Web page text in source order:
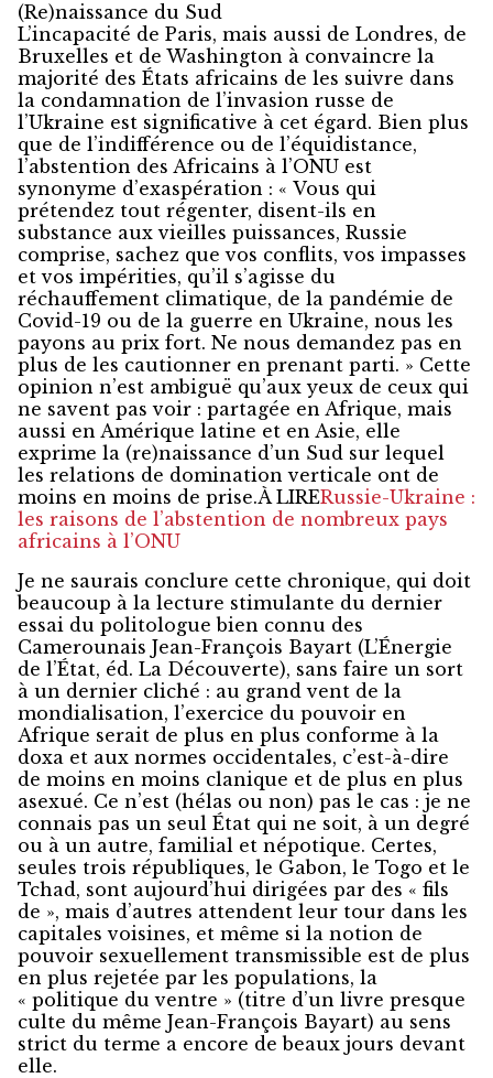
(Re)naissance du Sud
L’incapacité de Paris, mais aussi de Londres, de
Bruxelles et de Washington à convaincre la
majorité des États africains de les suivre dans
la condamnation de l’invasion russe de
l’Ukraine est significative à cet égard. Bien plus
que de l’indifférence ou de l’équidistance,
l’abstention des Africains à l’ONU est
synonyme d’exaspération : « Vous qui
prétendez tout régenter, disent-ils en
substance aux vieilles puissances, Russie
comprise, sachez que vos conflits, vos impasses
et vos impérities, qu’il s’agisse du
réchauffement climatique, de la pandémie de
Covid-19 ou de la guerre en Ukraine, nous les
payons au prix fort. Ne nous demandez pas en
plus de les cautionner en prenant parti. » Cette
opinion n’est ambiguë qu’aux yeux de ceux qui
ne savent pas voir : partagée en Afrique, mais
aussi en Amérique latine et en Asie, elle
exprime la (re)naissance d’un Sud sur lequel
les relations de domination verticale ont de
moins en moins de prise.À LIRERussie-Ukraine :
les raisons de l’abstention de nombreux pays
africains à l’ONU
Je ne saurais conclure cette chronique, qui doit
beaucoup à la lecture stimulante du dernier
essai du politologue bien connu des
Camerounais Jean-François Bayart (L’Énergie
de l’État, éd. La Découverte), sans faire un sort
à un dernier cliché : au grand vent de la
mondialisation, l’exercice du pouvoir en
Afrique serait de plus en plus conforme à la
doxa et aux normes occidentales, c’est-à-dire
de moins en moins clanique et de plus en plus
asexué. Ce n’est (hélas ou non) pas le cas : je ne
connais pas un seul État qui ne soit, à un degré
ou à un autre, familial et népotique. Certes,
seules trois républiques, le Gabon, le Togo et le
Tchad, sont aujourd’hui dirigées par des « fils
de », mais d’autres attendent leur tour dans les
capitales voisines, et même si la notion de
pouvoir sexuellement transmissible est de plus
en plus rejetée par les populations, la
« politique du ventre » (titre d’un livre presque
culte du même Jean-François Bayart) au sens
strict du terme a encore de beaux jours devant
elle.